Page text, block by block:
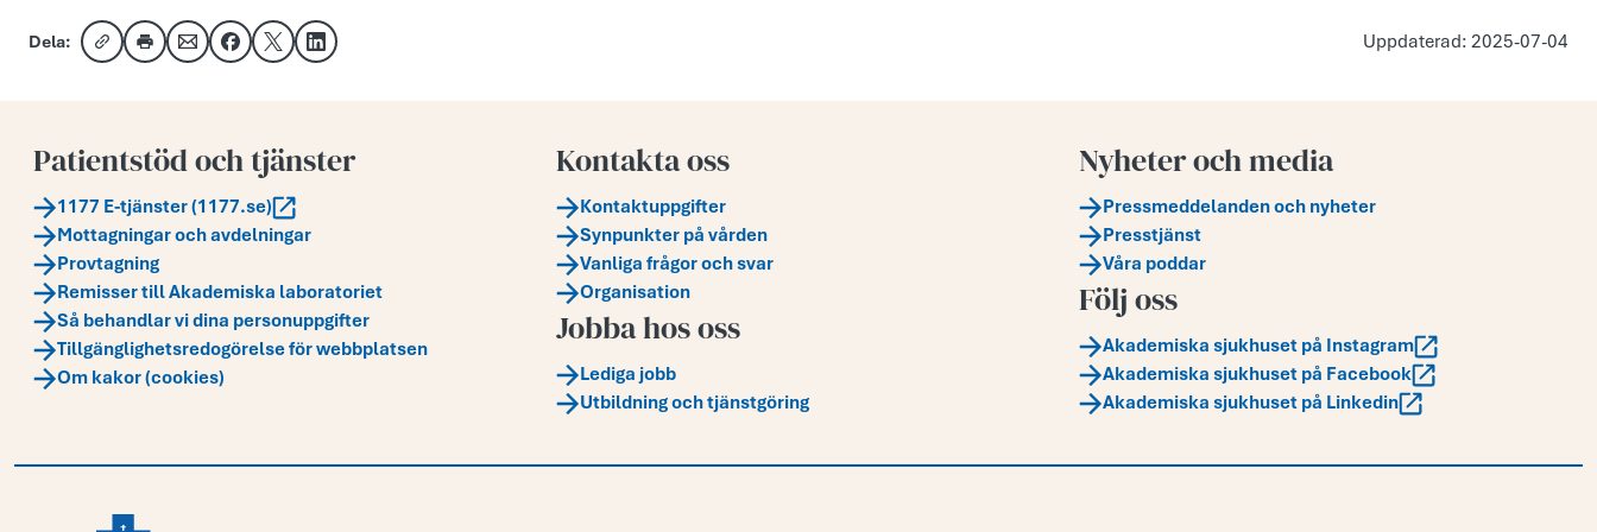
Dela:
Kopiera länk
Skriv utDela via e-post
Dela på Facebook
Dela på XDela på LinkedIn
Uppdaterad: 2025-07-04
Patientstöd och tjänster
1177 E-tjänster (1177.se)
Mottagningar och avdelningar
Provtagning
Remisser till Akademiska laboratoriet
Så behandlar vi dina personuppgifter
Tillgänglighetsredogörelse för webbplatsen
Om kakor (cookies)
Kontakta oss
Kontaktuppgifter
Synpunkter på vården
Vanliga frågor och svar
Organisation
Jobba hos oss
Lediga jobb
Utbildning och tjänstgöring
Nyheter och media
Pressmeddelanden och nyheter
Presstjänst
Våra poddar
Följ oss
Akademiska sjukhuset på Instagram
Akademiska sjukhuset på Facebook
Akademiska sjukhuset på Linkedin